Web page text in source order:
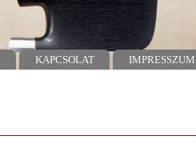
KAPCSOLAT IMPRESSZUM